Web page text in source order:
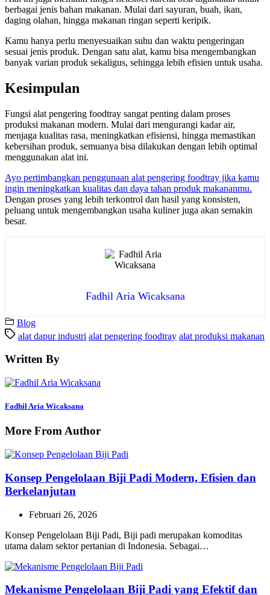
berbagai jenis bahan makanan. Mulai dari sayuran, buah, ikan,
daging olahan, hingga makanan ringan seperti keripik.
Kamu hanya perlu menyesuaikan suhu dan waktu pengeringan
sesuai jenis produk. Dengan satu alat, kamu bisa mengembangkan
banyak varian produk sekaligus, sehingga lebih efisien untuk usaha.
Kesimpulan
Fungsi alat pengering foodtray sangat penting dalam proses
produksi makanan modern. Mulai dari mengurangi kadar air,
menjaga kualitas rasa, meningkatkan efisiensi, hingga memastikan
kebersihan produk, semuanya bisa dilakukan dengan lebih optimal
menggunakan alat ini.
Ayo pertimbangkan penggunaan alat pengering foodtray jika kamu
ingin meningkatkan kualitas dan daya tahan produk makananmu.
Dengan proses yang lebih terkontrol dan hasil yang konsisten,
peluang untuk mengembangkan usaha kuliner juga akan semakin
besar.
Fadhil Aria Wicaksana
Blog
alat dapur industri alat pengering foodtray alat produksi makanan
Written By
Fadhil Aria Wicaksana
More From Author
Konsep Pengelolaan Biji Padi Modern, Efisien dan
Berkelanjutan
Februari 26, 2026
Konsep Pengelolaan Biji Padi, Biji padi merupakan komoditas
utama dalam sektor pertanian di Indonesia. Sebagai…
Mekanisme Pengelolaan Biji Padi yang Efektif dan